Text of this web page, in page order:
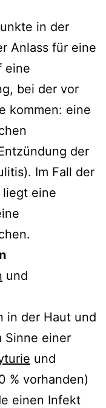
in der
Anlass für eine
eine
bei der vor
kommen: eine
der
Im Fall der
liegt eine
und
in der Haut und
Sinne einer
und
% vorhanden)
einen Infekt